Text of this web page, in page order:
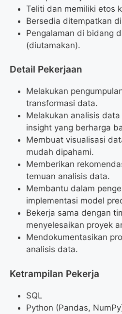
Teliti dan memiliki etos
Bersedia ditempatkan
Pengalaman di bidang
(diutamakan).
Detail Pekerjaan
Melakukan
transformasi data.
Melakukan analisis
insight yang berharga
Membuat visualisasi
mudah dipahami.
Memberikan
temuan analisis data.
Membantu dalam
implementasi model
Bekerja sama dengan
menyelesaikan proyek
Mendokumentasikan
analisis data.
Ketrampilan Pekerja
SQL
Python (Pandas,